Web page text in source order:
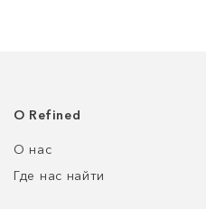
О Refined
О нас
Где нас найти